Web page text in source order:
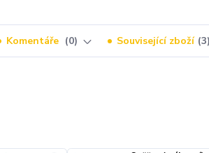
Komentáře 0 Související zboží 3